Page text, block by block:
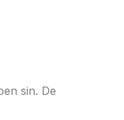
sin. De